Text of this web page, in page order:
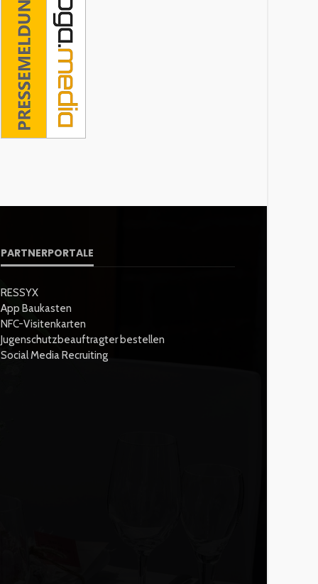
PARTNERPORTALE
RESSYX
App Baukasten
NFC-Visitenkarten
Jugenschutzbeauftragter bestellen
Social Media Recruiting